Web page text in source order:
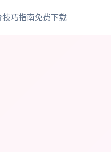
技巧指南免费下载